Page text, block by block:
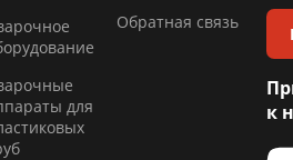
для
Обратная связь
к